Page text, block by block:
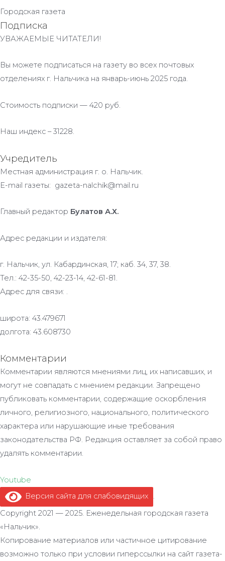
Городская газета
Подписка
УВАЖАЕМЫЕ ЧИТАТЕЛИ!
Вы можете подписаться на газету во всех почтовых
отделениях г. Нальчика на январь-июнь 2025 года.
Стоимость подписки — 420 руб.
Наш индекс – 31228.
Учредитель
Местная администрация г. о. Нальчик.
E-mail газеты: gazeta-nalchik@mail.ru
Главный редактор Булатов А.Х.
Адрес редакции и издателя:
г. Нальчик, ул. Кабардинская, 17; каб. 34, 37, 38.
Тел.: 42-35-50, 42-23-14, 42-61-81.
Адрес для связи: .
широта: 43.479671
долгота: 43.608730
Комментарии
Комментарии являются мнениями лиц, их написавших, и
могут не совпадать с мнением редакции. Запрещено
публиковать комментарии, содержащие оскорбления
личного, религиозного, национального, политического
характера или нарушающие иные требования
законодательства РФ. Редакция оставляет за собой право
удалять комментарии.
Youtube
Версия сайта для слабовидящих
.
Copyright 2021 — 2025. Еженедельная городская газета
«Нальчик».
Копирование материалов или частичное цитирование
возможно только при условии гиперссылки на сайт газета-